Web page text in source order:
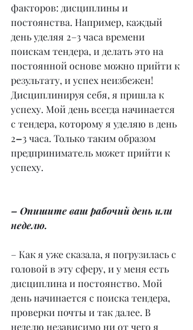
факторов: дисциплины и
постоянства. Например, каждый
день уделяя 2–3 часа времени
поискам тендера, и делать это на
постоянной основе можно прийти к
результату, и успех неизбежен!
Дисциплинируя себя, я пришла к
успеху. Мой день всегда начинается
с тендера, которому я уделяю в день
2–3 часа. Только таким образом
предприниматель может прийти к
успеху.
– Опишите ваш рабочий день или
неделю.
– Как я уже сказала, я погрузилась с
головой в эту сферу, и у меня есть
дисциплина и постоянство. Мой
день начинается с поиска тендера,
проверки почты и так далее. В
неделю независимо ни от чего я